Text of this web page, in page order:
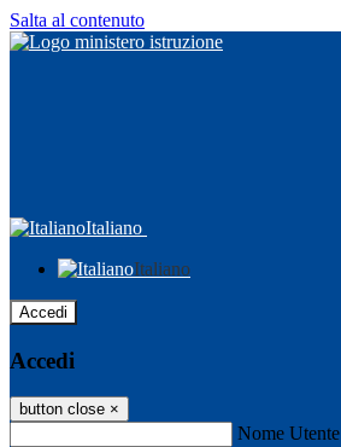
Salta al contenuto
Italiano
Italiano
Accedi
Accedi
button close ×
Nome Utente